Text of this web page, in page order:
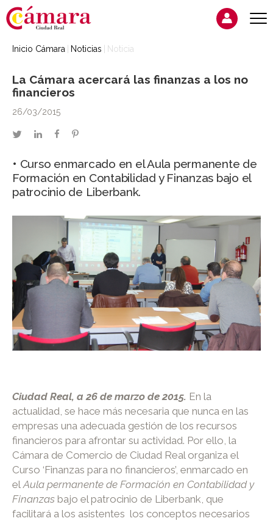
Inicio Cámara Noticias Noticia
La Cámara acercará las finanzas a los no
financieros
26/03/2015
twitterlinkedinfacebookpinterest
• Curso enmarcado en el Aula permanente de
Formación en Contabilidad y Finanzas bajo el
patrocinio de Liberbank.
Ciudad Real, a 26 de marzo de 2015. En la
actualidad, se hace más necesaria que nunca en las
empresas una adecuada gestión de los recursos
financieros para afrontar su actividad. Por ello, la
Cámara de Comercio de Ciudad Real organiza el
Curso ‘Finanzas para no financieros’, enmarcado en
el Aula permanente de Formación en Contabilidad y
Finanzas bajo el patrocinio de Liberbank, que
facilitará a los asistentes los conceptos necesarios